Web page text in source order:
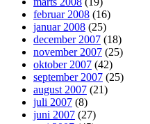
februar 2008 (16)
januar 2008 (25)
december 2007 (18)
november 2007 (25)
oktober 2007 (42)
september 2007 (25)
august 2007 (21)
juli 2007 (8)
juni 2007 (27)